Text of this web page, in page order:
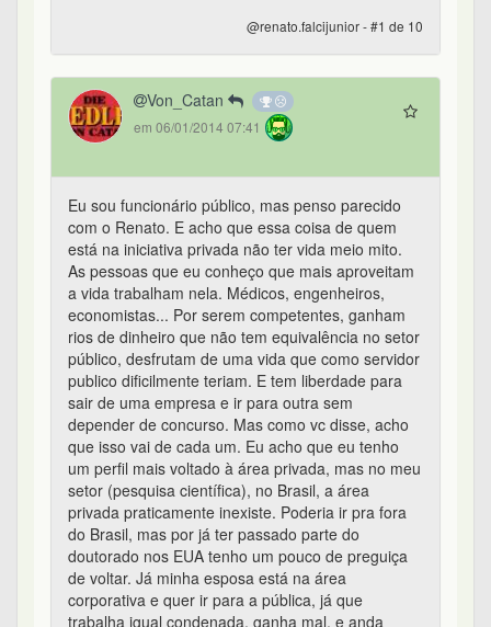
@renato.falcijunior - #1 de 10
Von_Catan
em 06/01/2014 07:41
Eu sou funcionário público, mas penso parecido
com o Renato. E acho que essa coisa de quem
está na iniciativa privada não ter vida meio mito.
As pessoas que eu conheço que mais aproveitam
a vida trabalham nela. Médicos, engenheiros,
economistas... Por serem competentes, ganham
rios de dinheiro que não tem equivalência no setor
público, desfrutam de uma vida que como servidor
publico dificilmente teriam. E tem liberdade para
sair de uma empresa e ir para outra sem
depender de concurso. Mas como vc disse, acho
que isso vai de cada um. Eu acho que eu tenho
um perfil mais voltado à área privada, mas no meu
setor (pesquisa científica), no Brasil, a área
privada praticamente inexiste. Poderia ir pra fora
do Brasil, mas por já ter passado parte do
doutorado nos EUA tenho um pouco de preguiça
de voltar. Já minha esposa está na área
corporativa e quer ir para a pública, já que
trabalha igual condenada, ganha mal, e anda